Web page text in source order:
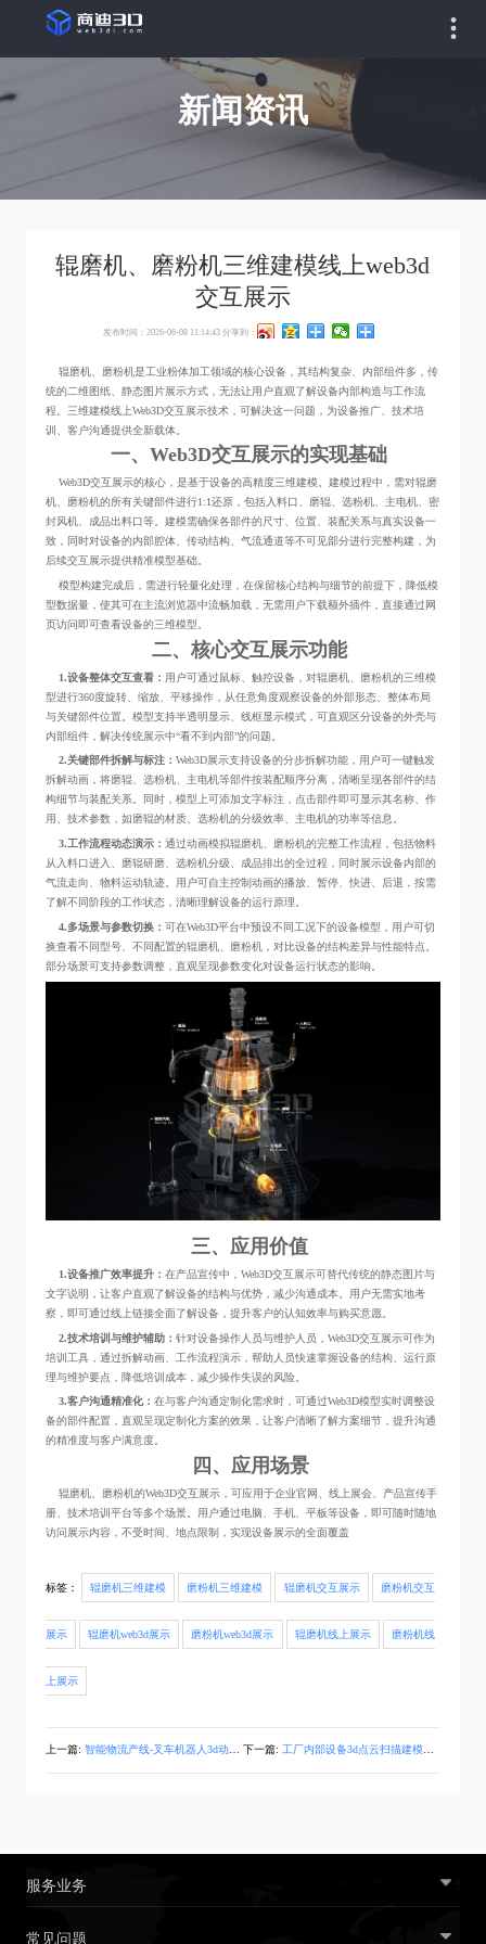
新闻资讯
辊磨机、磨粉机三维建模线上web3d
交互展示
发布时间：2026-06-08 11:14:43分享到：
辊磨机、磨粉机是工业粉体加工领域的核心设备，其结构复杂、内部组件多，传
统的二维图纸、静态图片展示方式，无法让用户直观了解设备内部构造与工作流
程。三维建模线上Web3D交互展示技术，可解决这一问题，为设备推广、技术培
训、客户沟通提供全新载体。
一、Web3D交互展示的实现基础
Web3D交互展示的核心，是基于设备的高精度三维建模。建模过程中，需对辊磨
机、磨粉机的所有关键部件进行1:1还原，包括入料口、磨辊、选粉机、主电机、密
封风机、成品出料口等。建模需确保各部件的尺寸、位置、装配关系与真实设备一
致，同时对设备的内部腔体、传动结构、气流通道等不可见部分进行完整构建，为
后续交互展示提供精准模型基础。
模型构建完成后，需进行轻量化处理，在保留核心结构与细节的前提下，降低模
型数据量，使其可在主流浏览器中流畅加载，无需用户下载额外插件，直接通过网
页访问即可查看设备的三维模型。
二、核心交互展示功能
1.设备整体交互查看： 用户可通过鼠标、触控设备，对辊磨机、磨粉机的三维模
型进行360度旋转、缩放、平移操作，从任意角度观察设备的外部形态、整体布局
与关键部件位置。模型支持半透明显示、线框显示模式，可直观区分设备的外壳与
内部组件，解决传统展示中“看不到内部”的问题。
2.关键部件拆解与标注： Web3D展示支持设备的分步拆解功能，用户可一键触发
拆解动画，将磨辊、选粉机、主电机等部件按装配顺序分离，清晰呈现各部件的结
构细节与装配关系。同时，模型上可添加文字标注，点击部件即可显示其名称、作
用、技术参数，如磨辊的材质、选粉机的分级效率、主电机的功率等信息。
3.工作流程动态演示： 通过动画模拟辊磨机、磨粉机的完整工作流程，包括物料
从入料口进入、磨辊研磨、选粉机分级、成品排出的全过程，同时展示设备内部的
气流走向、物料运动轨迹。用户可自主控制动画的播放、暂停、快进、后退，按需
了解不同阶段的工作状态，清晰理解设备的运行原理。
4.多场景与参数切换： 可在Web3D平台中预设不同工况下的设备模型，用户可切
换查看不同型号、不同配置的辊磨机、磨粉机，对比设备的结构差异与性能特点。
部分场景可支持参数调整，直观呈现参数变化对设备运行状态的影响。
三、应用价值
1.设备推广效率提升： 在产品宣传中，Web3D交互展示可替代传统的静态图片与
文字说明，让客户直观了解设备的结构与优势，减少沟通成本。用户无需实地考
察，即可通过线上链接全面了解设备，提升客户的认知效率与购买意愿。
2.技术培训与维护辅助： 针对设备操作人员与维护人员，Web3D交互展示可作为
培训工具，通过拆解动画、工作流程演示，帮助人员快速掌握设备的结构、运行原
理与维护要点，降低培训成本，减少操作失误的风险。
3.客户沟通精准化： 在与客户沟通定制化需求时，可通过Web3D模型实时调整设
备的部件配置，直观呈现定制化方案的效果，让客户清晰了解方案细节，提升沟通
的精准度与客户满意度。
四、应用场景
辊磨机、磨粉机的Web3D交互展示，可应用于企业官网、线上展会、产品宣传手
册、技术培训平台等多个场景。用户通过电脑、手机、平板等设备，即可随时随地
访问展示内容，不受时间、地点限制，实现设备展示的全面覆盖
标签： 辊磨机三维建模 磨粉机三维建模 辊磨机交互展示 磨粉机交互
展示 辊磨机web3d展示 磨粉机web3d展示 辊磨机线上展示 磨粉机线
上展示
上一篇: 智能物流产线-叉车机器人3d动画演示视频制作 下一篇: 工厂内部设备3d点云扫描建模展示
服务业务
常见问题